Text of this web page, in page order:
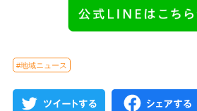
#地域ニュース